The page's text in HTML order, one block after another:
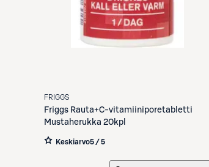
FRIGGS
Friggs Rauta+C-vitamiiniporetabletti
Mustaherukka 20kpl
Keskiarvo5 / 5